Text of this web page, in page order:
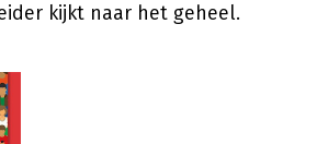
kijkt naar het geheel.